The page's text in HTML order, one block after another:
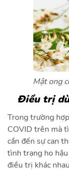
Mật ong
Điều trị
Trong trường
COVID trên mà
cần đến sự can
tình trạng ho
điều trị khác